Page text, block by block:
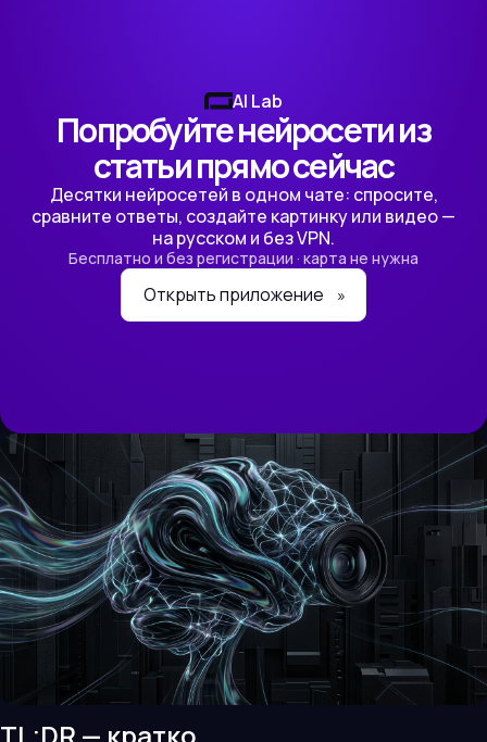
AI Lab
Попробуйте нейросети из
статьи прямо сейчас
Десятки нейросетей в одном чате: спросите,
сравните ответы, создайте картинку или видео —
на русском и без VPN.
Бесплатно и без регистрации · карта не нужна
Открыть приложение »